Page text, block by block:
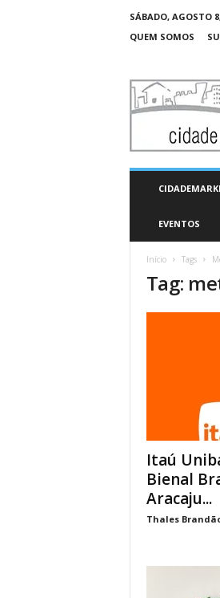
SÁBADO, AGOSTO
QUEM SOMOS
C
d
EVENTOS
Início Tags
Tag:
Itaú
Bienal
Aracaju...
Thales